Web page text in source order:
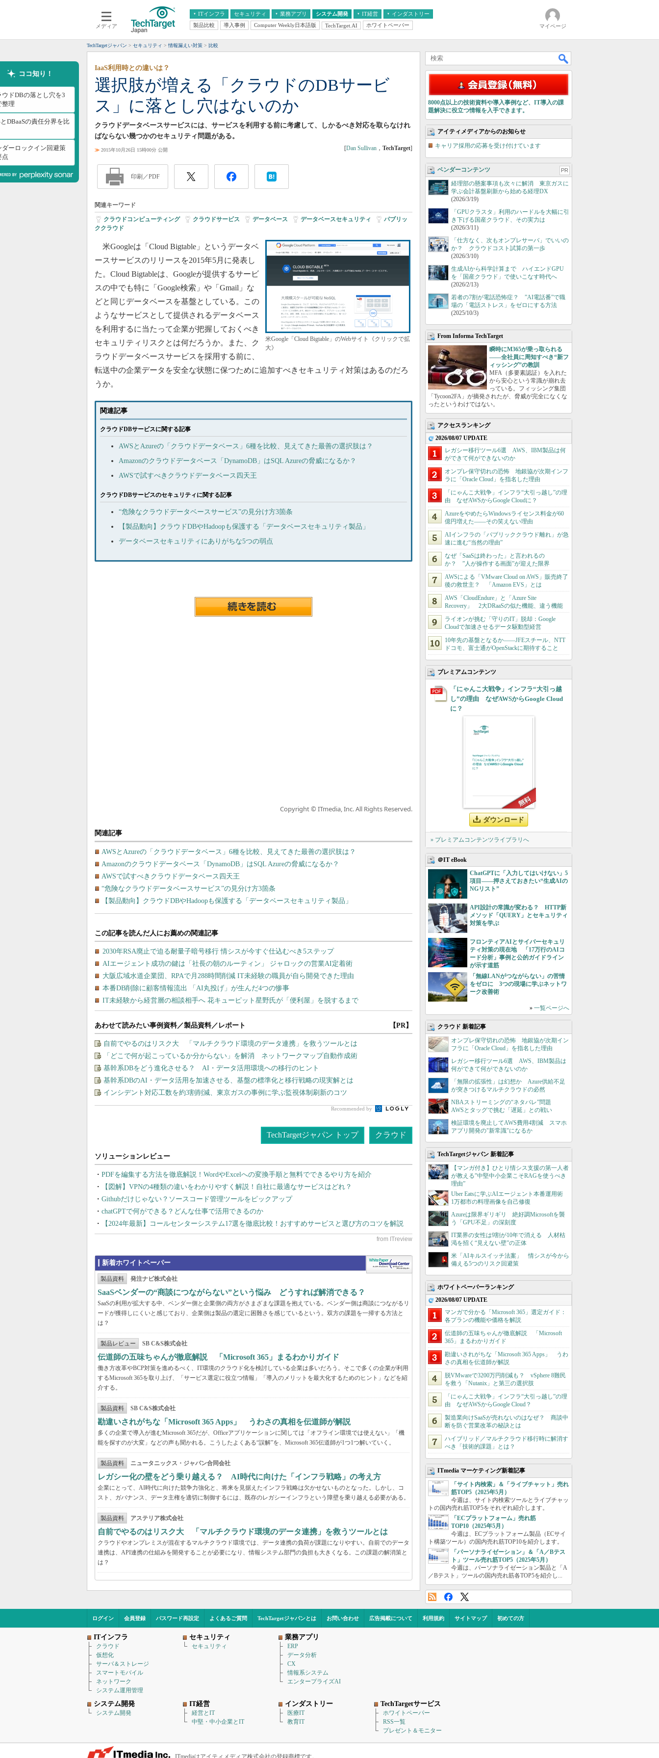
メディア
ITインフラ
クラウド
スマートモバイル
ネットワーク
システム運用管理
セキュリティ 業務アプリ
エンタープライズAI
ERP
情報系システム
システム開発 IT経営
経営とIT
インダストリー
医療IT
製品比較 導入事例 Computer Weekly日本語版 TechTarget.AI ホワイトペーパー マイページ
TechTargetジャパン セキュリティ 情報漏えい対策 比較
ココ知り！
ウドDBの落とし穴を3
整理
とDBaaSの責任分界を比
ダーロックイン回避策
点
選択肢が増える「クラウドのDBサービ
ス」に落とし穴はないのか
IaaS利用時との違いは？
クラウドデータベースサービスには、サービスを利用する前に考慮して、しかるべき対応を取らなけれ
ばならない幾つかのセキュリティ問題がある。
≫ 2015年10月26日 15時00分 公開 [Dan Sullivan ， TechTarget]
印刷／PDF
関連キーワード
クラウドコンピューティング| クラウドサービス データベース データベースセキュリティ
パブリッ
ククラウド
米Google「Cloud Bigtable」のWebサイト《クリックで拡
大》
米Googleは「Cloud Bigtable」というデータベ
ースサービスのリリースを2015年5月に発表し
た。Cloud Bigtableは、Googleが提供するサービ
スの中でも特に「Google検索」や「Gmail」な
どと同じデータベースを基盤としている。この
ようなサービスとして提供されるデータベース
を利用するに当たって企業が把握しておくべき
セキュリティリスクとは何だろうか。また、ク
ラウドデータベースサービスを採用する前に、
転送中の企業データを安全な状態に保つために追加すべきセキュリティ対策はあるのだろ
うか。
関連記事
クラウドDBサービスに関する記事
AWSとAzureの「クラウドデータベース」6種を比較、見えてきた最善の選択肢は？
Amazonのクラウドデータベース「DynamoDB」はSQL Azureの脅威になるか？
AWSで試すべきクラウドデータベース四天王
クラウドDBサービスのセキュリティに関する記事
“危険なクラウドデータベースサービス”の見分け方3箇条
【製品動向】クラウドDBやHadoopも保護する「データベースセキュリティ製品」
データベースセキュリティにありがちな5つの弱点
Copyright © ITmedia, Inc. All Rights Reserved.
関連記事
AWSとAzureの「クラウドデータベース」6種を比較、見えてきた最善の選択肢は？
Amazonのクラウドデータベース「DynamoDB」はSQL Azureの脅威になるか？
AWSで試すべきクラウドデータベース四天王
“危険なクラウドデータベースサービス”の見分け方3箇条
【製品動向】クラウドDBやHadoopも保護する「データベースセキュリティ製品」
あわせて読みたい事例資料／製品資料／レポート 【PR】
自前でやるのはリスク大 「マルチクラウド環境のデータ連携」を救うツールとは
「どこで何が起こっているか分からない」を解消 ネットワークマップ自動作成術
基幹系DBをどう進化させる？ AI・データ活用環境への移行のヒント
基幹系DBのAI・データ活用を加速させる、基盤の標準化と移行戦略の現実解とは
インシデント対応工数を約3割削減、東京ガスの事例に学ぶ監視体制刷新のコツ
Recommended by
TechTargetジャパン トップ クラウド
PDFを編集する方法を徹底解説！WordやExcelへの変換手順と無料でできるやり方を紹介
【図解】VPNの4種類の違いをわかりやすく解説！自社に最適なサービスはどれ？
Githubだけじゃない？ソースコード管理ツールをピックアップ
chatGPTで何ができる？どんな仕事で活用できるのか
【2024年最新】コールセンターシステム17選を徹底比較！おすすめサービスと選び方のコツを解説
新着ホワイトペーパー
製品資料 発注ナビ株式会社
SaaSベンダーの“商談につながらない”という悩み どうすれば解消できる？
SaaSの利用が拡大する中、ベンダー側と企業側の両方がさまざまな課題を抱えている。ベンダー側は商談につながるリ
ードが獲得しにくいと感じており、企業側は製品の選定に困難さを感じているという。双方の課題を一掃する方法と
は？
製品レビュー SB C&S株式会社
伝道師の五味ちゃんが徹底解説 「Microsoft 365」まるわかりガイド
働き方改革やBCP対策を進めるべく、IT環境のクラウド化を検討している企業は多いだろう。そこで多くの企業が利用
するMicrosoft 365を取り上げ、「サービス選定に役立つ情報」「導入のメリットを最大化するためのヒント」などを紹
介する。
製品資料 SB C&S株式会社
勘違いされがちな「Microsoft 365 Apps」 うわさの真相を伝道師が解説
多くの企業で導入が進むMicrosoft 365だが、Officeアプリケーションに関しては「オフライン環境では使えない」「機
能を探すのが大変」などの声も聞かれる。こうしたよくある“誤解”を、Microsoft 365伝道師が1つ1つ解いていく。
製品資料 ニュータニックス・ジャパン合同会社
レガシー化の壁をどう乗り越える？ AI時代に向けた「インフラ戦略」の考え方
企業にとって、AI時代に向けた競争力強化と、将来を見据えたインフラ戦略は欠かせないものとなった。しかし、コ
スト、ガバナンス、データ主権を適切に制御するには、既存のレガシーインフラという障壁を乗り越える必要がある。
製品資料 アステリア株式会社
自前でやるのはリスク大 「マルチクラウド環境のデータ連携」を救うツールとは
クラウドやオンプレミスが混在するマルチクラウド環境では、データ連携の負荷が課題になりやすい。自前でのデータ
連携は、API連携の仕組みを開発することが必要になり、情報システム部門の負担も大きくなる。この課題の解消策と
は？
8000点以上の技術資料や導入事例など、IT導入の課
題解決に役立つ情報を入手できます。
アイティメディアからのお知らせ
キャリア採用の応募を受け付けています
ベンダーコンテンツ PR
経理部の懸案事項も次々に解消 東京ガスに
学ぶ会計基盤刷新から始める経理DX
(2026/3/19)
「GPUクラスタ」利用のハードルを大幅に引
き下げる国産クラウド、その実力は
(2026/3/11)
「仕方なく、次もオンプレサーバ」でいいの
か？ クラウドコスト試算の第一歩
(2026/3/10)
生成AIから科学計算まで ハイエンドGPU
を「国産クラウド」で使いこなす時代へ
(2026/2/13)
若者の7割が電話恐怖症？ ”AI電話番”で職
場の「電話ストレス」をゼロにする方法
(2025/10/3)
From Informa TechTarget
瞬時にM365が乗っ取られる
――全社員に周知すべき“新フ
ィッシング”の教訓
MFA（多要素認証）を入れた
から安心という常識が崩れ去
っている。フィッシング集団
「Tycoon2FA」が摘発されたが、脅威が完全になくな
ったというわけではない。
アクセスランキング
2026/08/07 UPDATE
レガシー移行ツール6選 AWS、IBM製品は何
ができて何ができないのか
オンプレ保守切れの恐怖 地銀協が次期インフ
ラに「Oracle Cloud」を指名した理由
「にゃんこ大戦争」インフラ“大引っ越し”の理
由 なぜAWSからGoogle Cloudに？
AzureをやめたらWindowsライセンス料金が60
億円増えた――その笑えない理由
AIインフラの「パブリッククラウド離れ」が急
速に進む“当然の理由”
なぜ「SaaSは終わった」と言われるの
か？ ”人が操作する画面”が迎えた限界
AWSによる「VMware Cloud on AWS」販売終了
後の救世主？ 「Amazon EVS」とは
AWS「CloudEndure」と「Azure Site
Recovery」 2大DRaaSの似た機能、違う機能
ライオンが挑む「守りのIT」脱却：Google
Cloudで加速させるデータ駆動型経営
10年先の基盤となるか――JFEスチール、NTT
ドコモ、富士通がOpenStackに期待すること
プレミアムコンテンツ
「にゃんこ大戦争」インフラ“大引っ越
し”の理由 なぜAWSからGoogle Cloud
に？
ダウンロード
» プレミアムコンテンツライブラリへ
＠IT eBook
ChatGPTに「入力してはいけない」5
項目――押さえておきたい“生成AIの
NGリスト”
API設計の常識が変わる？ HTTP新
メソッド「QUERY」とセキュリティ
対策を学ぶ
フロンティアAIとサイバーセキュリ
ティ対策の現在地 「17万行のAIコ
ード分析」事例と公的ガイドライン
が示す道筋
「無線LANがつながらない」の苦情
をゼロに 3つの現場に学ぶネットワ
ーク改善術
» 一覧ページへ
クラウド 新着記事
オンプレ保守切れの恐怖 地銀協が次期イン
フラに「Oracle Cloud」を指名した理由
レガシー移行ツール6選 AWS、IBM製品は
何ができて何ができないのか
「無限の拡張性」は幻想か Azure供給不足
が突きつけるマルチクラウドの必然
NBAストリーミングの“ネタバレ”問題
AWSとタッグで挑む「遅延」との戦い
検証環境を廃止してAWS費用4割減 スマホ
アプリ開発の"新常識"になるか
TechTargetジャパン 新着記事
【マンガ付き】ひとり情シス支援の第一人者
が教える”中堅中小企業こそRAGを使うべき
理由”
Uber Eatsに学ぶAIエージェント本番運用術
1万都市の料理画像を自己修復
Azureは限界ギリギリ 絶好調Microsoftを襲
う「GPU不足」の深刻度
IT業界の女性は9割が10年で消える 人材枯
渇を招く“見えない壁”の正体
米「AIキルスイッチ法案」 情シスが今から
備える5つのリスク回避策
ホワイトペーパーランキング
2026/08/07 UPDATE
マンガで分かる「Microsoft 365」選定ガイド：
各プランの機能や価格を解説
伝道師の五味ちゃんが徹底解説 「Microsoft
365」まるわかりガイド
勘違いされがちな「Microsoft 365 Apps」 うわ
さの真相を伝道師が解説
脱VMwareで3200万円削減も？ vSphere 8難民
を救う「Nutanix」と第三の選択肢
「にゃんこ大戦争」インフラ“大引っ越し”の理
由 なぜAWSからGoogle Cloud？
製造業向けSaaSが売れないのはなぜ？ 商談中
断を防ぐ営業改革の秘訣とは
ハイブリッド／マルチクラウド移行時に解消す
べき「技術的課題」とは？
ITmedia マーケティング新着記事
「サイト内検索」＆「ライブチャット」売れ
筋TOP5（2025年5月）
今週は、サイト内検索ツールとライブチャッ
トの国内売れ筋TOP5をそれぞれ紹介します。
「ECプラットフォーム」売れ筋
TOP10（2025年5月）
今週は、ECプラットフォーム製品（ECサイ
ト構築ツール）の国内売れ筋TOP10を紹介します。
「パーソナライゼーション」＆「A／Bテス
ト」ツール売れ筋TOP5（2025年5月）
今週は、パーソナライゼーション製品と「A
／Bテスト」ツールの国内売れ筋各TOP5を紹介し...
ログイン 会員登録 パスワード再設定 よくあるご質問 TechTargetジャパンとは お問い合わせ 広告掲載について 利用規約 サイトマップ 初めての方
ITインフラ
クラウド
仮想化
サーバ＆ストレージ
スマートモバイル
ネットワーク
システム運用管理
セキュリティ
セキュリティ
業務アプリ
ERP
データ分析
CX
情報系システム
エンタープライズAI
システム開発
システム開発
IT経営
経営とIT
中堅・中小企業とIT
インダストリー
医療IT
教育IT
TechTargetサービス
ホワイトペーパー
RSS一覧
プレゼント＆モニター
ITmediaはアイティメディア株式会社の登録商標です。